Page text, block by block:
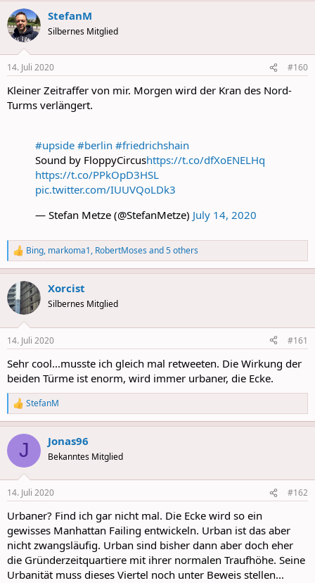
a
c
t
i
s
StefanM
Silbernes Mitglied
14. Juli 2020 #160
Kleiner Zeitraffer von mir. Morgen wird der Kran des Nord-
Turms verlängert.
#upside #berlin #friedrichshain
Sound by FloppyCircushttps://t.co/dfXoENELHq
https://t.co/PPkOpD3HSL
pic.twitter.com/IUUVQoLDk3
— Stefan Metze (@StefanMetze) July 14, 2020
R
e
a
c
t
i
s
Bing, markoma1, RobertMoses and 5 others
Xorcist
Silbernes Mitglied
14. Juli 2020 #161
Sehr cool...musste ich gleich mal retweeten. Die Wirkung der
beiden Türme ist enorm, wird immer urbaner, die Ecke.
R
e
a
c
i
s
StefanM
J Jonas96
Bekanntes Mitglied
14. Juli 2020 #162
Urbaner? Find ich gar nicht mal. Die Ecke wird so ein
gewisses Manhattan Failing entwickeln. Urban ist das aber
nicht zwangsläufig. Urban sind bisher dann aber doch eher
die Gründerzeitquartiere mit ihrer normalen Traufhöhe. Seine
Urbanität muss dieses Viertel noch unter Beweis stellen...